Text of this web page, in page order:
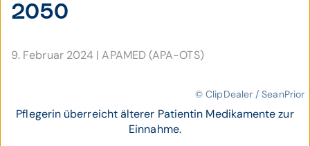
2050
9. Februar 2024 |APAMED (APA-OTS)
© ClipDealer / SeanPrior
Pflegerin überreicht älterer Patientin Medikamente zur
Einnahme.